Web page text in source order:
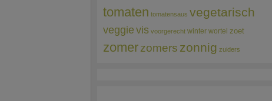
tomaten tomatensaus vegetarisch
veggie vis voorgerecht winter wortel zoet
zomerzomers zonnig zuiders